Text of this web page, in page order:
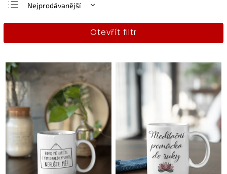
Nejprodávanější
Nejlevnější
Otevřít filtr